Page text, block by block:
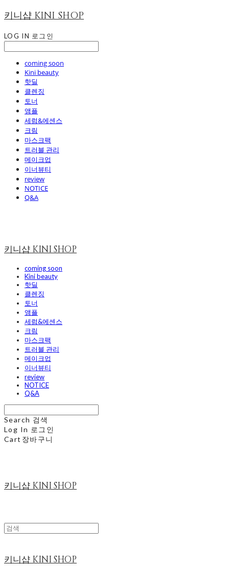
키니샵 KINI SHOP
LOG IN 로그인
coming soon
Kini beauty
핫딜
클렌징
토너
앰플
세럼&에센스
크림
마스크팩
트러블 관리
메이크업
이너뷰티
review
NOTICE
Q&A
키니샵 KINI SHOP
coming soon
Kini beauty
핫딜
클렌징
토너
앰플
세럼&에센스
크림
마스크팩
트러블 관리
메이크업
이너뷰티
review
NOTICE
Q&A
Search 검색
Log In 로그인
Cart 장바구니
키니샵 KINI SHOP
키니샵 KINI SHOP